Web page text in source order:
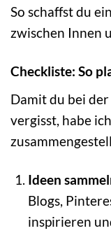
So schaffst du
zwischen Innen
Checkliste: So
Damit du bei
vergisst, habe
Ideen
Blogs,
inspirieren